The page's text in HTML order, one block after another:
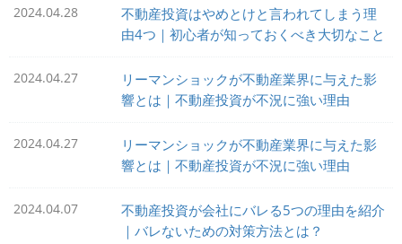
2024.04.28
不動産投資はやめとけと言われてしまう理
由4つ｜初心者が知っておくべき大切なこと
2024.04.27
リーマンショックが不動産業界に与えた影
響とは｜不動産投資が不況に強い理由
2024.04.27
リーマンショックが不動産業界に与えた影
響とは｜不動産投資が不況に強い理由
2024.04.07
不動産投資が会社にバレる5つの理由を紹介
｜バレないための対策方法とは？